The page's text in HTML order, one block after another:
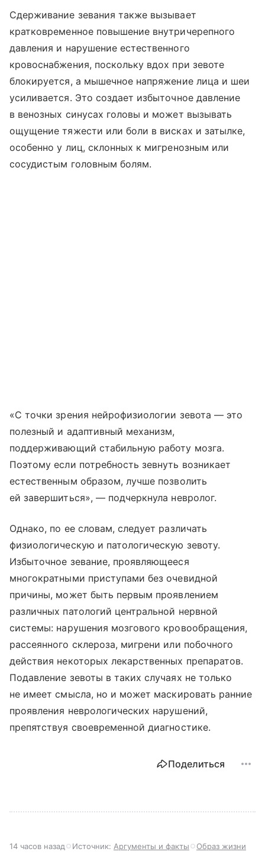
Сдерживание зевания также вызывает
кратковременное повышение внутричерепного
давления и нарушение естественного
кровоснабжения, поскольку вдох при зевоте
блокируется, а мышечное напряжение лица и шеи
усиливается. Это создает избыточное давление
в венозных синусах головы и может вызывать
ощущение тяжести или боли в висках и затылке,
особенно у лиц, склонных к мигренозным или
сосудистым головным болям.
«С точки зрения нейрофизиологии зевота — это
полезный и адаптивный механизм,
поддерживающий стабильную работу мозга.
Поэтому если потребность зевнуть возникает
естественным образом, лучше позволить
ей завершиться», — подчеркнула невролог.
Однако, по ее словам, следует различать
физиологическую и патологическую зевоту.
Избыточное зевание, проявляющееся
многократными приступами без очевидной
причины, может быть первым проявлением
различных патологий центральной нервной
системы: нарушения мозгового кровообращения,
рассеянного склероза, мигрени или побочного
действия некоторых лекарственных препаратов.
Подавление зевоты в таких случаях не только
не имеет смысла, но и может маскировать ранние
проявления неврологических нарушений,
препятствуя своевременной диагностике.
Поделиться
14 часов назад Источник: Аргументы и факты Образ жизни